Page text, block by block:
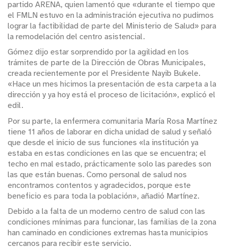
partido ARENA, quien lamentó que «durante el tiempo que
el FMLN estuvo en la administración ejecutiva no pudimos
lograr la factibilidad de parte del Ministerio de Salud» para
la remodelación del centro asistencial.
Gómez dijo estar sorprendido por la agilidad en los
trámites de parte de la Dirección de Obras Municipales,
creada recientemente por el Presidente Nayib Bukele.
«Hace un mes hicimos la presentación de esta carpeta a la
dirección y ya hoy está el proceso de licitación», explicó el
edil.
Por su parte, la enfermera comunitaria María Rosa Martínez
tiene 11 años de laborar en dicha unidad de salud y señaló
que desde el inicio de sus funciones «la institución ya
estaba en estas condiciones en las que se encuentra; el
techo en mal estado, prácticamente solo las paredes son
las que están buenas. Como personal de salud nos
encontramos contentos y agradecidos, porque este
beneficio es para toda la población», añadió Martínez.
Debido a la falta de un moderno centro de salud con las
condiciones mínimas para funcionar, las familias de la zona
han caminado en condiciones extremas hasta municipios
cercanos para recibir este servicio.